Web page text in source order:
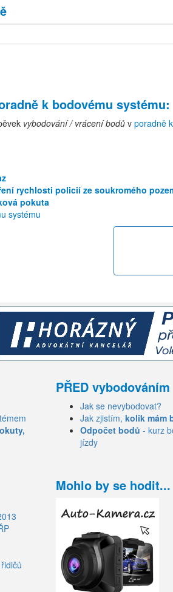
k bodovému systému:
vybodování / vrácení bodů v poradně
rychlosti policií ze soukromého
pokuta
systému
PŘED vybodováním
Jak se nevybodovat?
Jak zjistím, kolik mám
Odpočet bodů - kurz
jízdy
Mohlo by se hodit...